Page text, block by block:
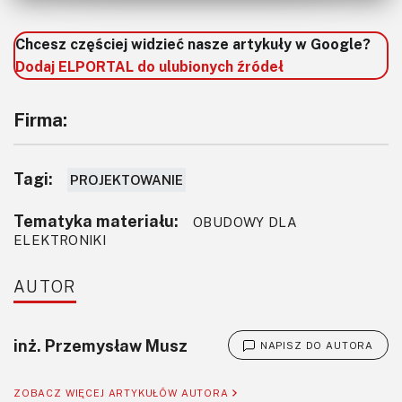
niewielkich przyrządów pomiarowych, itd.
Chcesz częściej widzieć nasze artykuły w Google?
Dodaj ELPORTAL do ulubionych źródeł
Firma:
Tagi: PROJEKTOWANIE
Tematyka materiału:
OBUDOWY DLA
ELEKTRONIKI
AUTOR
inż. Przemysław Musz NAPISZ DO AUTORA
ZOBACZ WIĘCEJ ARTYKUŁÓW AUTORA